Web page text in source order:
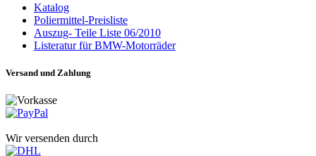
Katalog
Poliermittel-Preisliste
Auszug- Teile Liste 06/2010
Listeratur für BMW-Motorräder
Versand und Zahlung
Wir versenden durch